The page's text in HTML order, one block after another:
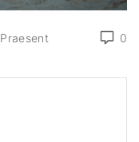
Praesent 0